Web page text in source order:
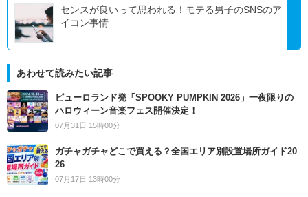
センスが良いって思われる！モテる男子のSNSのア
イコン事情
あわせて読みたい記事
ピューロランド発「SPOOKY PUMPKIN 2026」一夜限りの
ハロウィーン音楽フェス開催決定！
07月31日 15時00分
ガチャガチャどこで買える？全国エリア別設置場所ガイド20
26
07月17日 13時00分